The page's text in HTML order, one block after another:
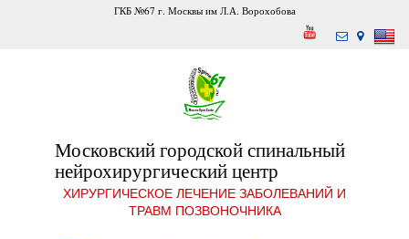
ГКБ №67 г. Москвы им Л.А. Ворохобова
Московский городской спинальный
нейрохирургический центр
ХИРУРГИЧЕСКОЕ ЛЕЧЕНИЕ ЗАБОЛЕВАНИЙ И
ТРАВМ ПОЗВОНОЧНИКА